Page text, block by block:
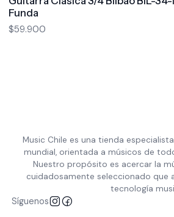
Funda
$59.900
Music Chile es una tienda
mundial, orientada a músicos de
Nuestro propósito es acercar la
cuidadosamente seleccionado que
tecnología
Síguenos